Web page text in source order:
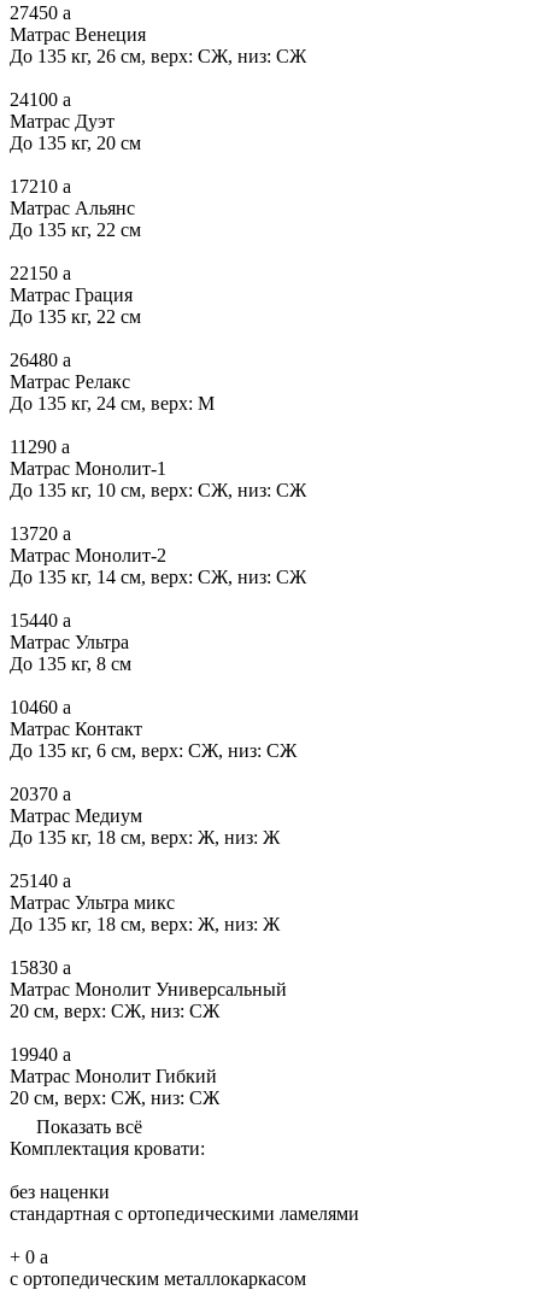
27450 a
Матрас Венеция
До 135 кг, 26 см, верх: СЖ, низ: СЖ
24100 a
Матрас Дуэт
До 135 кг, 20 см
17210 a
Матрас Альянс
До 135 кг, 22 см
22150 a
Матрас Грация
До 135 кг, 22 см
26480 a
Матрас Релакс
До 135 кг, 24 см, верх: М
11290 a
Матрас Монолит-1
До 135 кг, 10 см, верх: СЖ, низ: СЖ
13720 a
Матрас Монолит-2
До 135 кг, 14 см, верх: СЖ, низ: СЖ
15440 a
Матрас Ультра
До 135 кг, 8 см
10460 a
Матрас Контакт
До 135 кг, 6 см, верх: СЖ, низ: СЖ
20370 a
Матрас Медиум
До 135 кг, 18 см, верх: Ж, низ: Ж
25140 a
Матрас Ультра микс
До 135 кг, 18 см, верх: Ж, низ: Ж
15830 a
Матрас Монолит Универсальный
20 см, верх: СЖ, низ: СЖ
19940 a
Матрас Монолит Гибкий
20 см, верх: СЖ, низ: СЖ
Показать всё
Комплектация кровати:
без наценки
стандартная с ортопедическими ламелями
+ 0 a
с ортопедическим металлокаркасом